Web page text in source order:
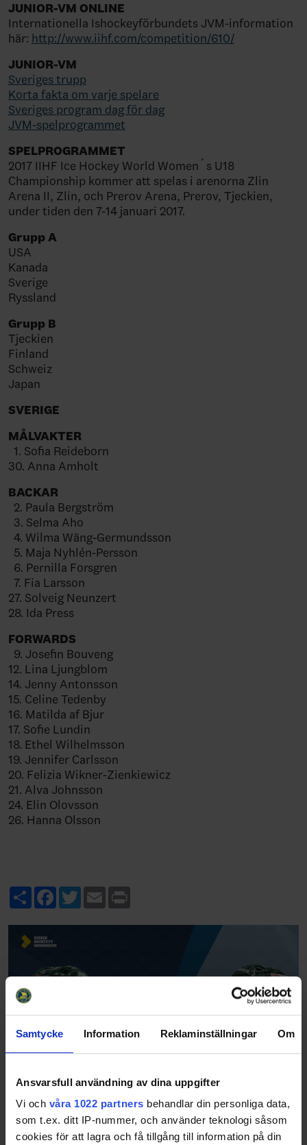
Samtycke Information Reklaminställningar Om
Ansvarsfull användning av dina uppgifter
Vi och våra 1022 partners behandlar din personliga data,
som t.ex. ditt IP-nummer, och använder teknologi såsom
cookies för att lagra och få tillgång till information på din
JUNIOR-VM ONLINE
Internationella Ishockeyförbundets JVM-information
här: http://www.iihf.com/competition/610/
JUNIOR-VM
Sveriges trupp
Korta fakta om varje spelare
Sveriges program dag för dag
JVM-spelprogrammet
SPELPROGRAMMET
2017 IIHF Ice Hockey World Women´s U18
Championship kommer att spelas i arenorna Zlin
Arena II, Zlin, och Prerov Arena, Prerov, Tjeckien,
under tiden den 7-14 januari 2017.
Grupp A
USA
Kanada
Sverige
Ryssland
Grupp B
Tjeckien
Finland
Schweiz
Japan
SVERIGE
MÅLVAKTER
1. Sofia Reideborn
30. Anna Amholt
BACKAR
2. Paula Bergström
3. Selma Aho
4. Wilma Wäng-Germundsson
5. Maja Nyhlén-Persson
6. Pernilla Forsgren
7. Fia Larsson
27. Solveig Neunzert
28. Ida Press
FORWARDS
9. Josefin Bouveng
12. Lina Ljungblom
14. Jenny Antonsson
15. Celine Tedenby
16. Matilda af Bjur
17. Sofie Lundin
18. Ethel Wilhelmsson
19. Jennifer Carlsson
20. Felizia Wikner-Zienkiewicz
21. Alva Johnsson
24. Elin Olovsson
26. Hanna Olsson
ShareFacebook
TwitterEmail